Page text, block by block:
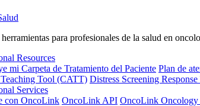
para profesionales de la salud en
Resources
mi Carpeta de Tratamiento del Paciente Plan de
Tool (CATT) Distress Screening
Services
con OncoLink OncoLink API OncoLink